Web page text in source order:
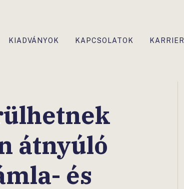
KIADVÁNYOK KAPCSOLATOK KARRIER
átnyúló
és